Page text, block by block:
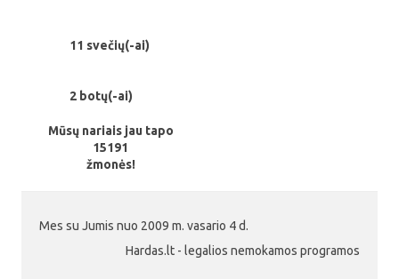
11 svečių(-ai)
2 botų(-ai)
Mūsų nariais jau tapo
15191
žmonės!
Mes su Jumis nuo 2009 m. vasario 4 d.
Hardas.lt - legalios nemokamos programos